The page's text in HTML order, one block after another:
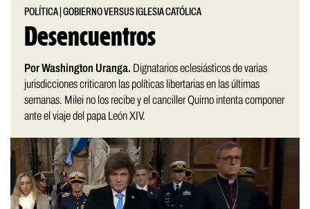
POLÍTICA |GOBIERNO VERSUS IGLESIA CATÓLICA
Desencuentros
Por Washington Uranga. Dignatarios eclesiásticos de varias
jurisdicciones criticaron las políticas libertarias en las últimas
semanas. Milei no los recibe y el canciller Quirno intenta componer
ante el viaje del papa León XIV.